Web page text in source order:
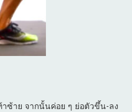
ซ้าย จากนั้นค่อย ๆ ย่อตัวขึ้น-ลง